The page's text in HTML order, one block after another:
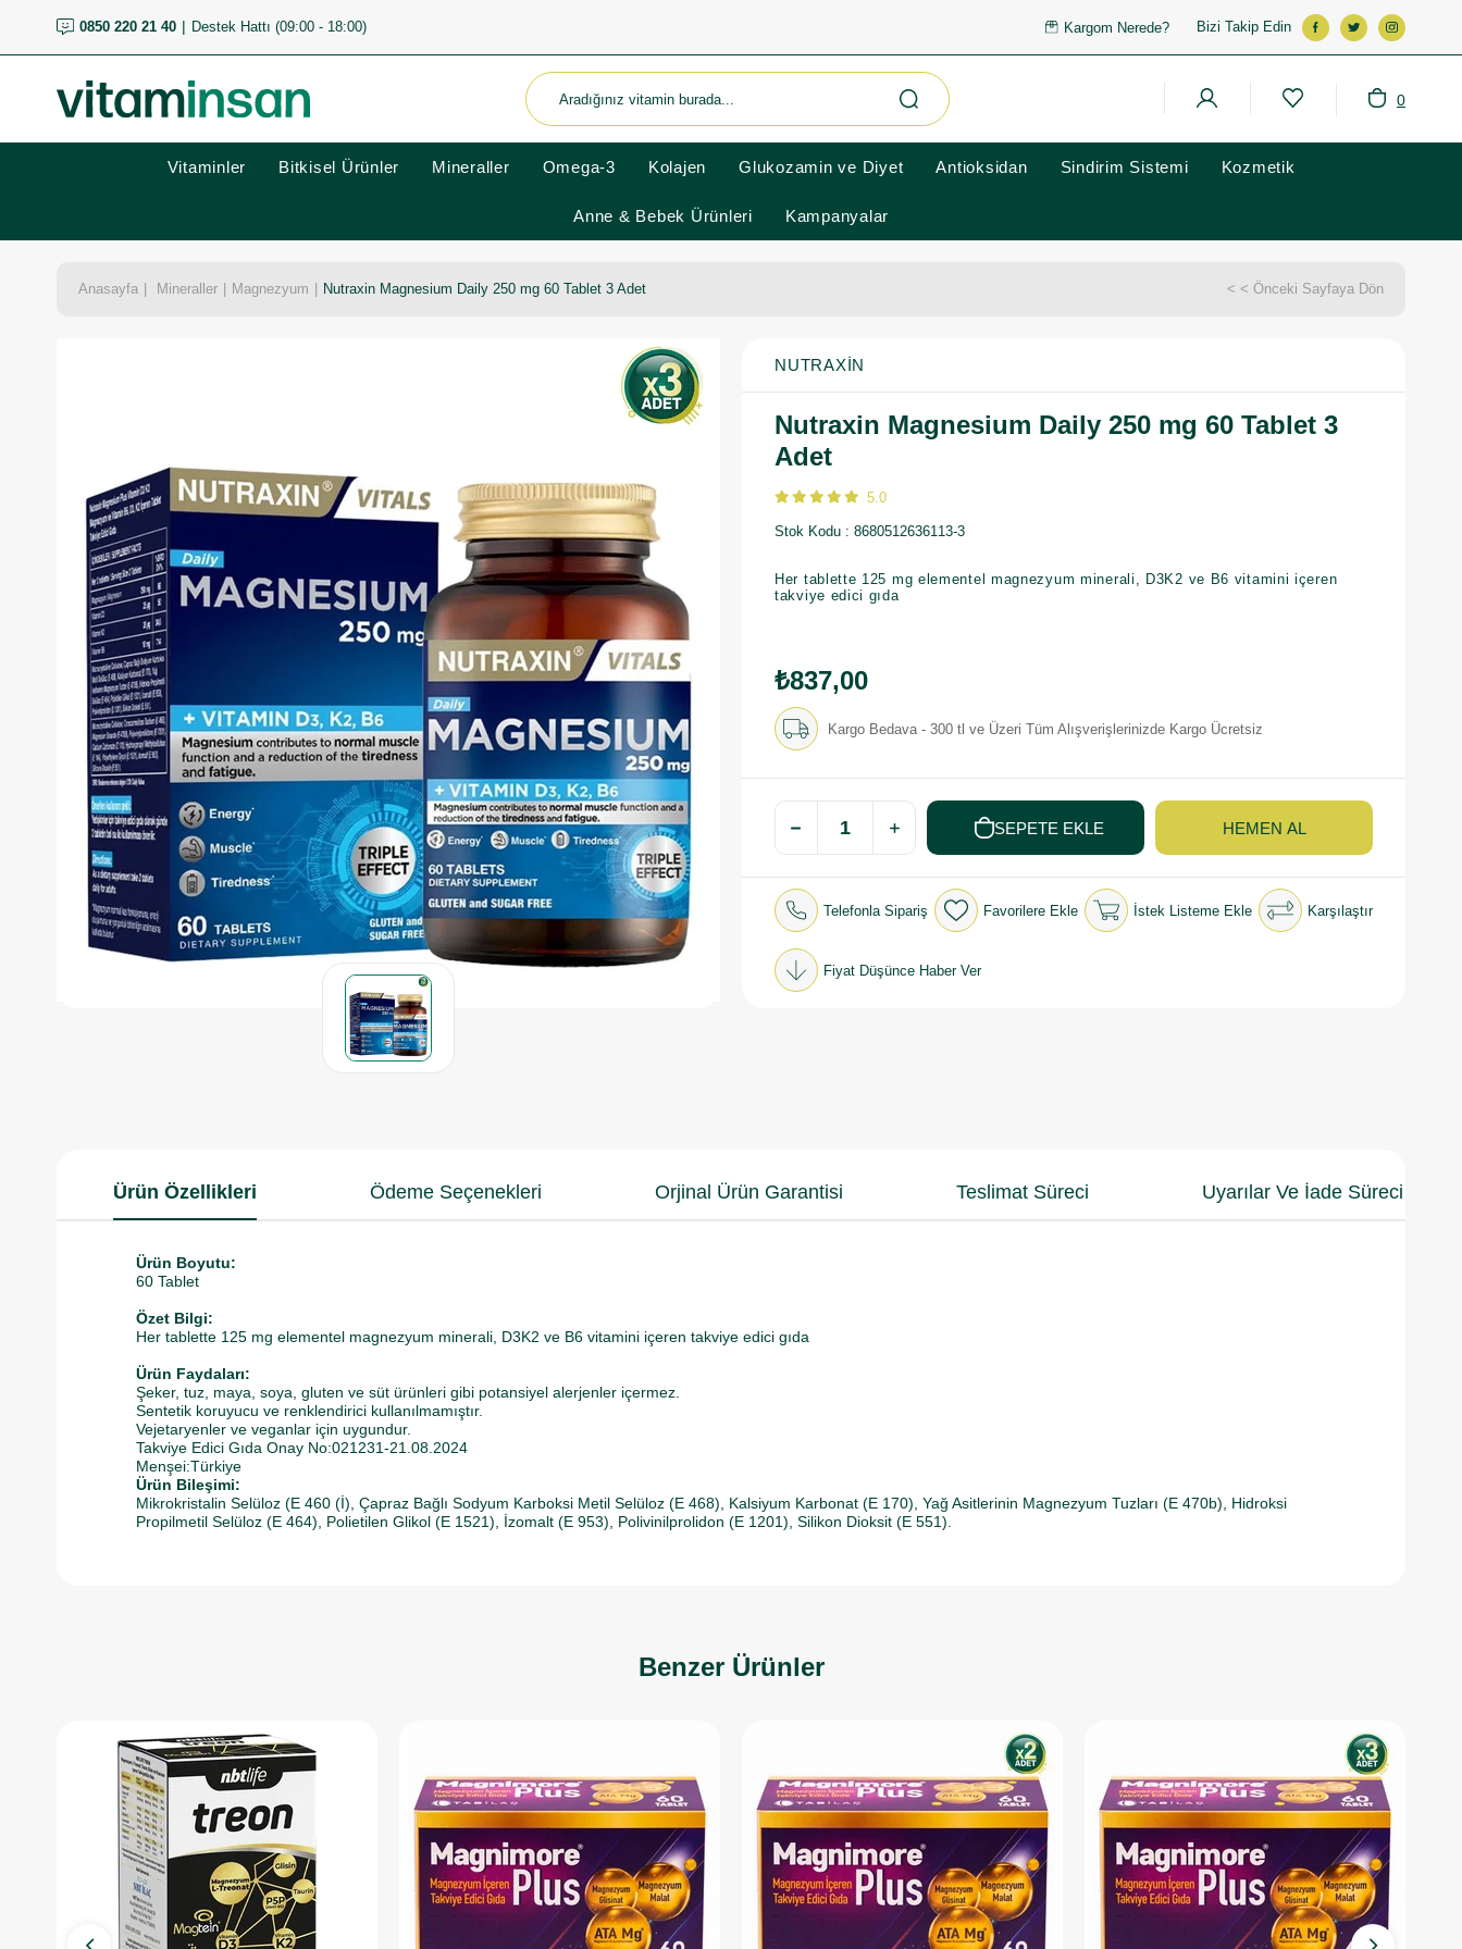
0850 220 21 40 Destek Hattı (09:00 - 18:00) Kargom Nerede? Bizi Takip Edin
0
Vitaminler Bitkisel Ürünler Mineraller Omega-3 Kolajen Glukozamin ve Diyet Antioksidan Sindirim Sistemi Kozmetik
Anne & Bebek Ürünleri Kampanyalar
Anasayfa Mineraller Magnezyum Nutraxin Magnesium Daily 250 mg 60 Tablet 3 Adet < < Önceki Sayfaya Dön
NUTRAXIN
Nutraxin Magnesium Daily 250 mg 60 Tablet 3
Adet
5.0
Stok Kodu 8680512636113-3
Her tablette 125 mg elementel magnezyum minerali, D3K2 ve B6 vitamini içeren
takviye edici gıda
₺837,00
Kargo Bedava - 300 tl ve Üzeri Tüm Alışverişlerinizde Kargo Ücretsiz
Telefonla Sipariş Favorilere Ekle İstek Listeme Ekle Karşılaştır
Fiyat Düşünce Haber Ver
Ürün Özellikleri Ödeme Seçenekleri Orjinal Ürün Garantisi Teslimat Süreci Uyarılar Ve İade Süreci
Ürün Boyutu:
60 Tablet
Özet Bilgi:
Her tablette 125 mg elementel magnezyum minerali, D3K2 ve B6 vitamini içeren takviye edici gıda
Ürün Faydaları:
Şeker, tuz, maya, soya, gluten ve süt ürünleri gibi potansiyel alerjenler içermez.
Sentetik koruyucu ve renklendirici kullanılmamıştır.
Vejetaryenler ve veganlar için uygundur.
Takviye Edici Gıda Onay No:021231-21.08.2024
Menşei:Türkiye
Ürün Bileşimi:
Mikrokristalin Selüloz (E 460 (İ), Çapraz Bağlı Sodyum Karboksi Metil Selüloz (E 468), Kalsiyum Karbonat (E 170), Yağ Asitlerinin Magnezyum Tuzları (E 470b), Hidroksi
Propilmetil Selüloz (E 464), Polietilen Glikol (E 1521), İzomalt (E 953), Polivinilprolidon (E 1201), Silikon Dioksit (E 551).
Benzer Ürünler